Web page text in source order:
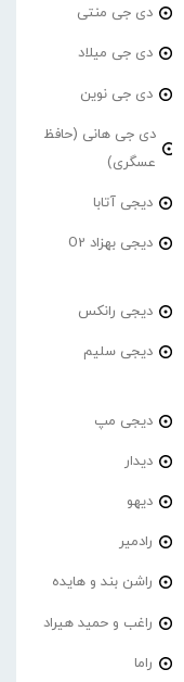
دی جی منتی
دی جی میلاد
دی جی نوین
دی جی هانی (حافظ
عسگری)
دیجی آتابا
دیجی بهزاد O2
دیجی رانکس
دیجی سلیم
دیجی مپ
دیدار
دیهو
رادمیر
راشن بند و هایده
راغب و حمید هیراد
راما